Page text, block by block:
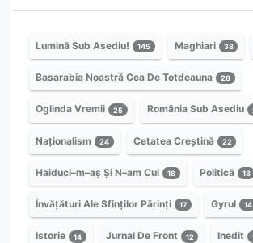
Lumină Sub Asediu! 145 Maghiari 38
Basarabia Noastră Cea De Totdeauna 28
Oglinda Vremii 25 România Sub Asediu
Naționalism 24 Cetatea Creștină 22
Haiduci–m–aș Și N–am Cui 18 Politică 18
Învățături Ale Sfinților Părinți 17 Gyrul 14
Istorie 14 Jurnal De Front 12 Inedit